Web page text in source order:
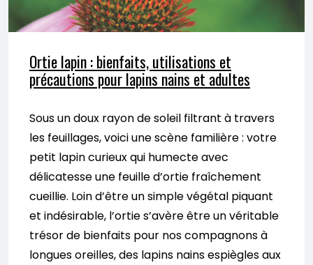
Ortie lapin : bienfaits, utilisations et
précautions pour lapins nains et adultes
Sous un doux rayon de soleil filtrant à travers
les feuillages, voici une scène familière : votre
petit lapin curieux qui humecte avec
délicatesse une feuille d’ortie fraîchement
cueillie. Loin d’être un simple végétal piquant
et indésirable, l’ortie s’avère être un véritable
trésor de bienfaits pour nos compagnons à
longues oreilles, des lapins nains espiègles aux